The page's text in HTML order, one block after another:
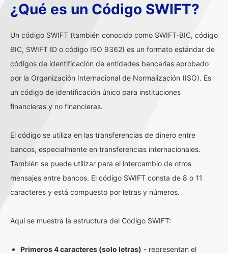
¿Qué es un Código SWIFT?
Un código SWIFT (también conocido como SWIFT-BIC, código
BIC, SWIFT ID o código ISO 9362) es un formato estándar de
códigos de identificación de entidades bancarias aprobado
por la Organización Internacional de Normalización (ISO). Es
un código de identificación único para instituciones
financieras y no financieras.
El código se utiliza en las transferencias de dinero entre
bancos, especialmente en transferencias internacionales.
También se puede utilizar para el intercambio de otros
mensajes entre bancos. El código SWIFT consta de 8 o 11
caracteres y está compuesto por letras y números.
Aquí se muestra la estructura del Código SWIFT:
Primeros 4 caracteres (solo letras) - representan el